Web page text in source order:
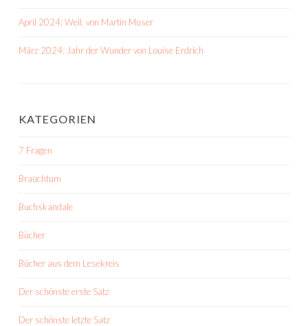
April 2024: Weil. von Martin Muser
März 2024: Jahr der Wunder von Louise Erdrich
KATEGORIEN
7 Fragen
Brauchtum
Buchskandale
Bücher
Bücher aus dem Lesekreis
Der schönste erste Satz
Der schönste letzte Satz